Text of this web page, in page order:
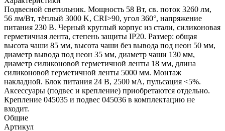
Подвесной светильник. Мощность 58 Вт, св. поток 3260 лм,
56 лм/Вт, тёплый 3000 K, CRI>90, угол 360°, напряжение
питания 230 В. Черный круглый корпус из стали, силиконовая
герметичная лента, степень защиты IP20. Размер: общая
высота чаши 85 мм, высота чаши без вывода под неон 50 мм,
диаметр вывода под неон 35 мм, диаметр чаши 130 мм,
диаметр силиконовой герметичной ленты 18 мм, длина
силиконовой герметичной ленты 5000 мм. Монтаж
накладной. Блок питания 24 В, 2500 мА, пульсация <5%.
Аксессуары (подвес и крепление) приобретаются отдельно.
Крепление 045035 и подвес 045036 в комплектацию не
входит.
Общие
Артикул